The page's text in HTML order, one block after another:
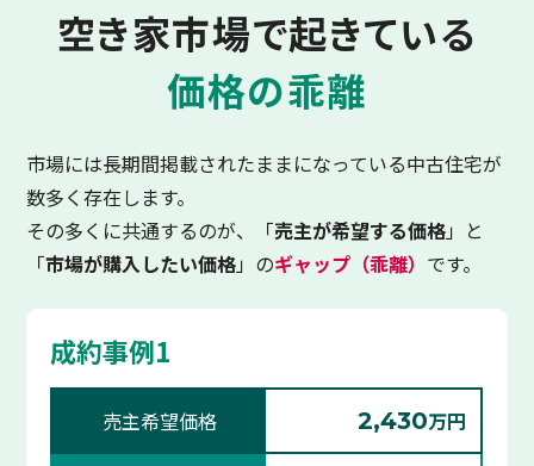
空き家市場で起きている
価格の乖離
市場には長期間掲載されたままになっている中古住宅が
数多く存在します。
その多くに共通するのが、「売主が希望する価格」と
「市場が購入したい価格」のギャップ（乖離） です。
成約事例1
売主希望価格 2,430万円